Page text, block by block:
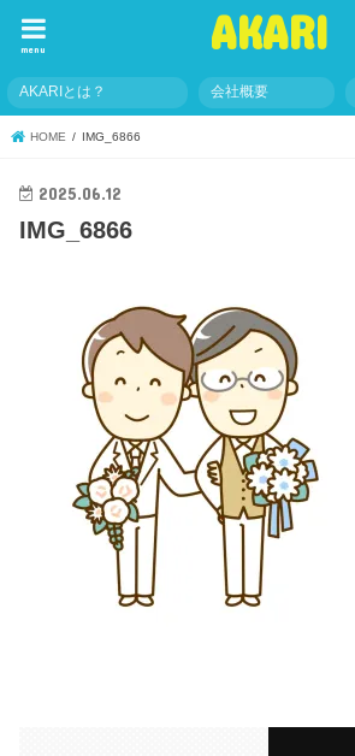
AKARI
menu
AKARIとは？ 会社概要
HOME IMG_6866
2025.06.12
IMG_6866